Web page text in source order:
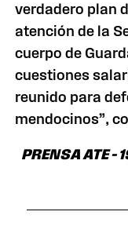
verdadero plan
atención de la
cuerpo de
cuestiones
reunido para
mendocinos”,
PRENSA ATE –